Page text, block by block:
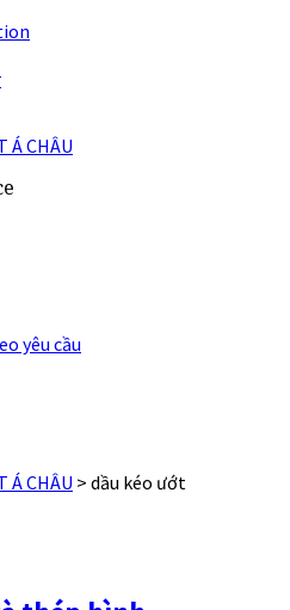
Á CHÂU
yêu cầu
Á CHÂU > dầu kéo ướt